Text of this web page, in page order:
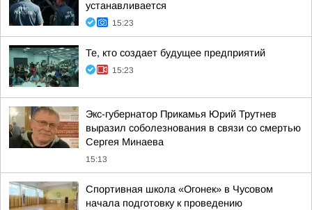
устанавливается
15:23
Те, кто создает будущее предприятий
15:23
Экс-губернатор Прикамья Юрий Трутнев
выразил соболезнования в связи со смертью
Сергея Минаева
15:13
Спортивная школа «Огонек» в Чусовом
начала подготовку к проведению